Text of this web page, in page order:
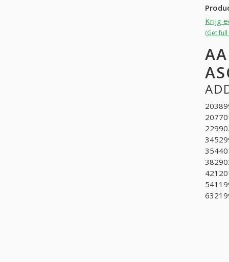
Krijg
(Get